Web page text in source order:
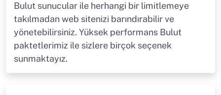
Bulut sunucular ile herhangi bir limitlemeye
takılmadan web sitenizi barındırabilir ve
yönetebilirsiniz. Yüksek performans Bulut
paktetlerimiz ile sizlere birçok seçenek
sunmaktayız.